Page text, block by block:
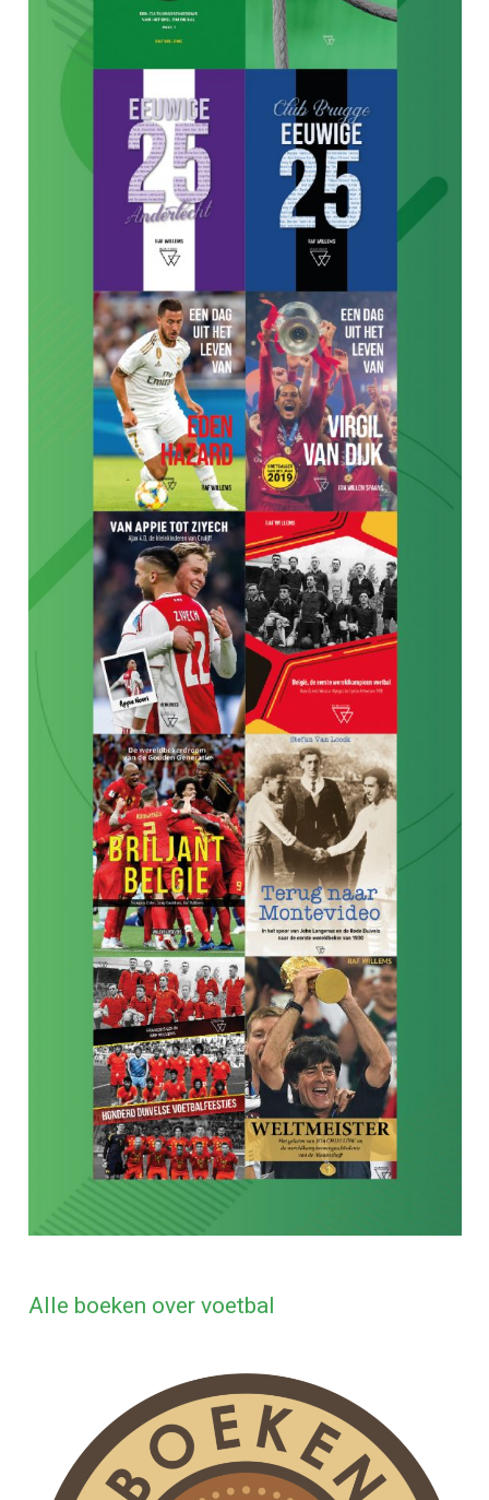
Alle boeken over voetbal